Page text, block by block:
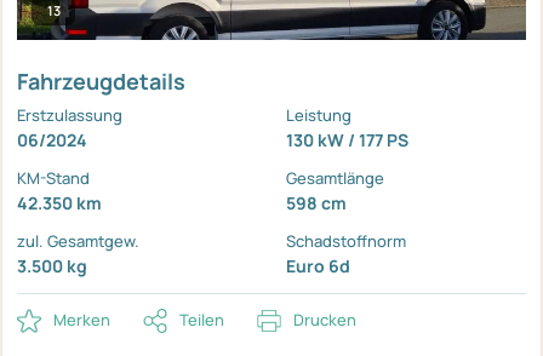
13
Fahrzeugdetails
Erstzulassung
06/2024
Leistung
130 kW / 177 PS
KM-Stand
42.350 km
Gesamtlänge
598 cm
zul. Gesamtgew.
3.500 kg
Schadstoffnorm
Euro 6d
Merken Teilen Drucken